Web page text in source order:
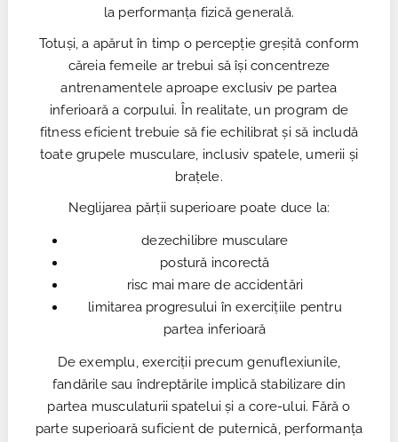
la performanța fizică generală.
Totuși, a apărut în timp o percepție greșită conform
căreia femeile ar trebui să își concentreze
antrenamentele aproape exclusiv pe partea
inferioară a corpului. În realitate, un program de
fitness eficient trebuie să fie echilibrat și să includă
toate grupele musculare, inclusiv spatele, umerii și
brațele.
Neglijarea părții superioare poate duce la:
dezechilibre musculare
postură incorectă
risc mai mare de accidentări
limitarea progresului în exercițiile pentru
partea inferioară
De exemplu, exerciții precum genuflexiunile,
fandările sau îndreptările implică stabilizare din
partea musculaturii spatelui și a core-ului. Fără o
parte superioară suficient de puternică, performanța